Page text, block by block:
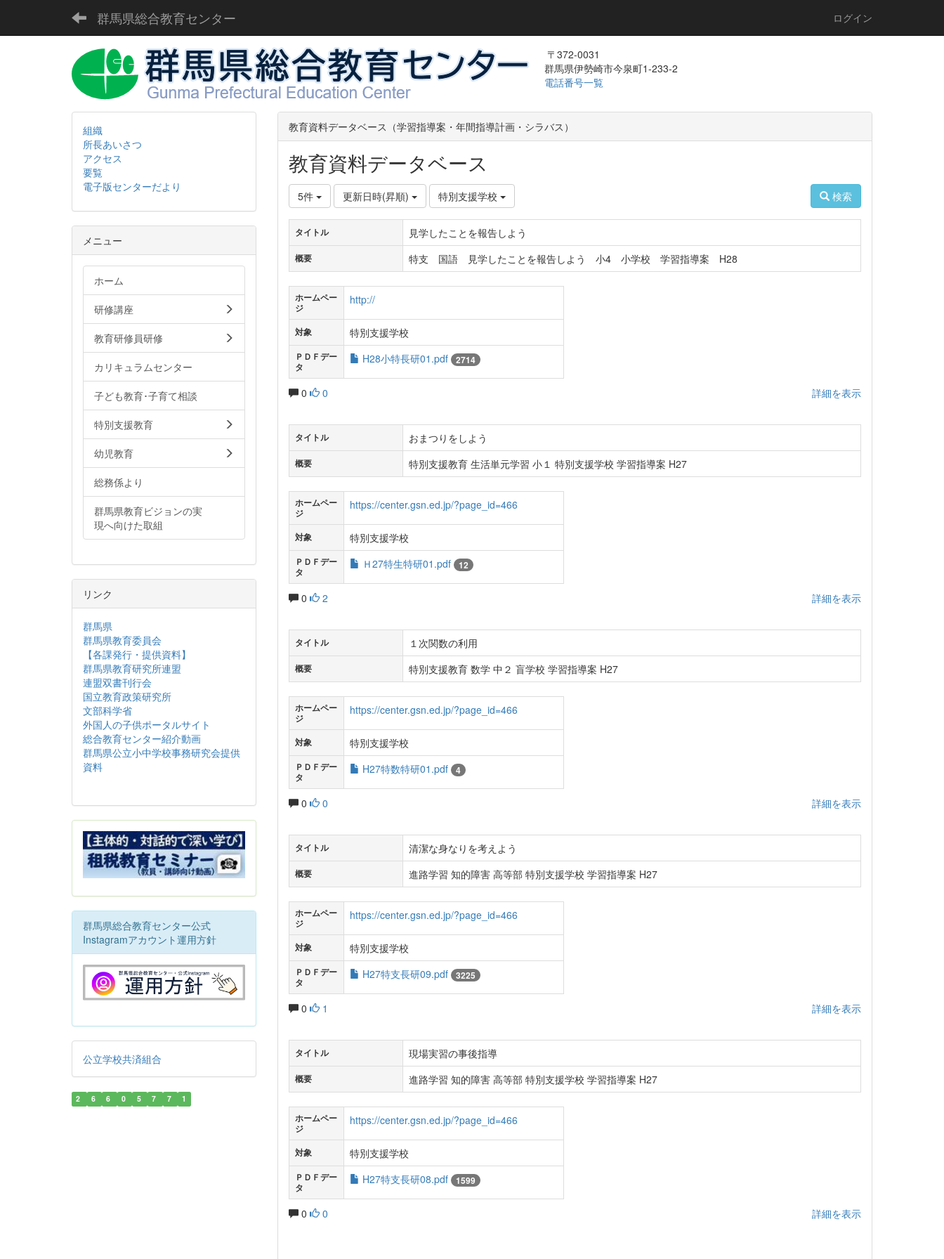
群馬県総合教育センター ログイン
〒372-0031
群馬県伊勢崎市今泉町1-233-2
電話番号一覧
教育資料データベース（学習指導案・年間指導計画・シラバス）
教育資料データベース
5件 更新日時(昇順) 特別支援学校 検索
タイトル 見学したことを報告しよう
概要 特支 国語 見学したことを報告しよう 小4 小学校 学習指導案 H28
ホームペー
ジ
http://
対象 特別支援学校
ＰＤＦデー
タ
H28小特長研01.pdf 2714
0 0 詳細を表示
タイトル おまつりをしよう
概要 特別支援教育 生活単元学習 小１ 特別支援学校 学習指導案 H27
ホームペー
ジ
https://center.gsn.ed.jp/?page_id=466
対象 特別支援学校
ＰＤＦデー
タ
Ｈ27特生特研01.pdf 12
0 2 詳細を表示
タイトル １次関数の利用
概要 特別支援教育 数学 中２ 盲学校 学習指導案 H27
ホームペー
ジ
https://center.gsn.ed.jp/?page_id=466
対象 特別支援学校
ＰＤＦデー
タ
H27特数特研01.pdf 4
0 0 詳細を表示
タイトル 清潔な身なりを考えよう
概要 進路学習 知的障害 高等部 特別支援学校 学習指導案 H27
ホームペー
ジ
https://center.gsn.ed.jp/?page_id=466
対象 特別支援学校
ＰＤＦデー
タ
H27特支長研09.pdf 3225
0 1 詳細を表示
タイトル 現場実習の事後指導
概要 進路学習 知的障害 高等部 特別支援学校 学習指導案 H27
ホームペー
ジ
https://center.gsn.ed.jp/?page_id=466
対象 特別支援学校
ＰＤＦデー
タ
H27特支長研08.pdf 1599
0 0 詳細を表示
組織
所長あいさつ
アクセス
要覧
電子版センターだより
メニュー
ホーム
研修講座
教育研修員研修
カリキュラムセンター
子ども教育･子育て相談
特別支援教育
幼児教育
総務係より
群馬県教育ビジョンの実
現へ向けた取組
リンク
群馬県
群馬県教育委員会
【各課発行・提供資料】
群馬県教育研究所連盟
連盟双書刊行会
国立教育政策研究所
文部科学省
外国人の子供ポータルサイト
総合教育センター紹介動画
群馬県公立小中学校事務研究会提供
資料
群馬県総合教育センター公式
Instagramアカウント運用方針
公立学校共済組合
2 6 6 0 5 7 7 1